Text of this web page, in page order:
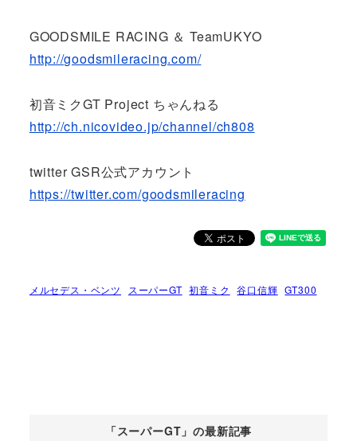
GOODSMILE RACING ＆ TeamUKYO
http://goodsmileracing.com/
初音ミクGT Project ちゃんねる
http://ch.nicovideo.jp/channel/ch808
twitter GSR公式アカウント
https://twitter.com/goodsmileracing
メルセデス・ベンツ スーパーGT 初音ミク 谷口信輝 GT300
「スーパーGT」の最新記事